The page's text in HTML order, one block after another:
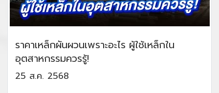
ราคาเหล็กผันผวนเพราะอะไร ผู้ใช้เหล็กใน
อุตสาหกรรมควรรู้!
25 ส.ค. 2568